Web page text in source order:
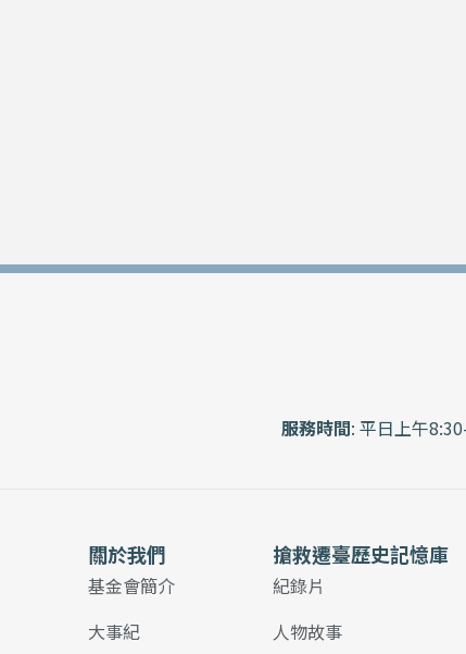
服務時間: 平日上午
關於我們
基金會簡介
大事紀
搶救遷臺歷史記憶庫
紀錄片
人物故事